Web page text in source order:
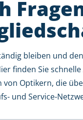
bleiben und
finden Sie
von Optikern, die
und Service-